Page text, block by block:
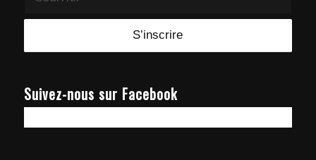
Suivez-nous sur Facebook